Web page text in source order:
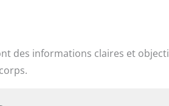
des informations claires et